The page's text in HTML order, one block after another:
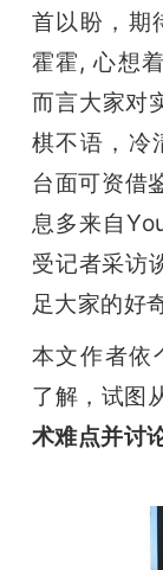
GAIR
专
爱
搞
首以盼，期
霍霍, 心想
而言大家对
棋不语，冷
台面可资借
息多来自
受记者采访
足大家的好
本文作者依
了解，试图
术难点并讨